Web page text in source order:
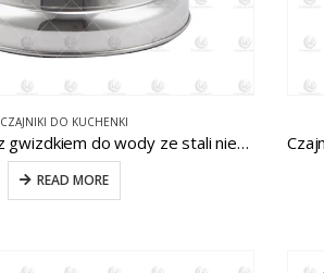
CZAJNIKI DO KUCHENKI
Czajnik domowy z gwizdkiem do wody ze stali nierdzewnej CW-T007-1
READ MORE